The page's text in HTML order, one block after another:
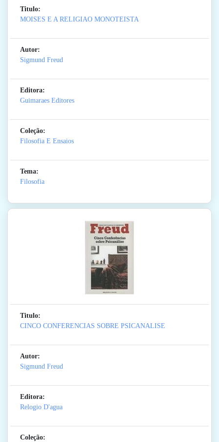
Titulo:
MOISES E A RELIGIAO MONOTEISTA
Autor:
Sigmund Freud
Editora:
Guimaraes Editores
Coleção:
Filosofia E Ensaios
Tema:
Filosofia
Titulo:
CINCO CONFERENCIAS SOBRE PSICANALISE
Autor:
Sigmund Freud
Editora:
Relogio D'agua
Coleção: